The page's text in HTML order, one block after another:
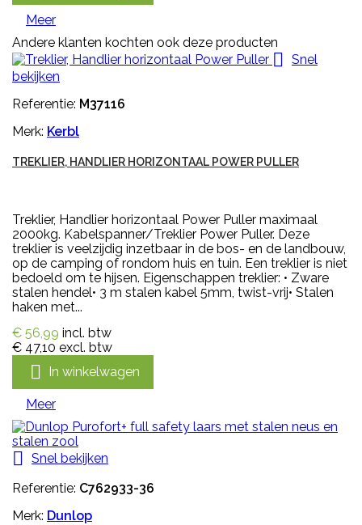
Meer
Andere klanten kochten ook deze producten

Snel
bekijken
Referentie: M37116
Merk: Kerbl
TREKLIER, HANDLIER HORIZONTAAL POWER PULLER
Treklier, Handlier horizontaal Power Puller maximaal
2000kg. Kabelspanner/Treklier Power Puller. Deze
treklier is veelzijdig inzetbaar in de bos- en de landbouw,
op de camping of rondom huis en tuin. Een treklier is niet
bedoeld om te hijsen. Eigenschappen treklier: • Zware
stalen hendel• 3 m stalen kabel 5mm, twist-vrij• Stalen
haken met...
€ 56,99 incl. btw
€ 47,10 excl. btw
 In winkelwagen
Meer

Snel bekijken
Referentie: C762933-36
Merk: Dunlop